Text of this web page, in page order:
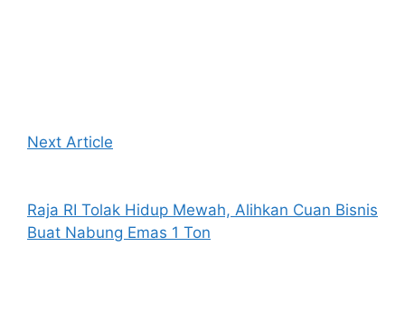
Next Article
Raja RI Tolak Hidup Mewah, Alihkan Cuan Bisnis
Buat Nabung Emas 1 Ton